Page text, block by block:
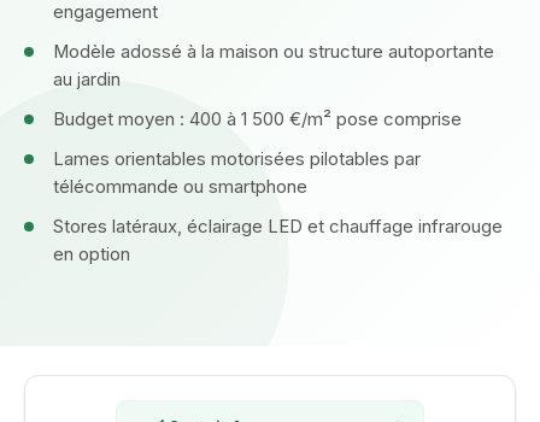
engagement
Modèle adossé à la maison ou structure autoportante
au jardin
Budget moyen : 400 à 1 500 €/m² pose comprise
Lames orientables motorisées pilotables par
télécommande ou smartphone
Stores latéraux, éclairage LED et chauffage infrarouge
en option